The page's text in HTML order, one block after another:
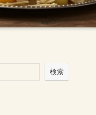
検索